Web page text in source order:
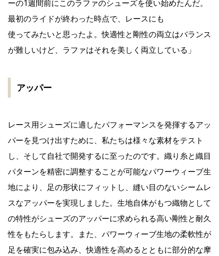
ーの1週間前にこのラファのシューズを使い始めたんだ。
最初のライドが終わった時点で、レースにも
使ってみたいと思ったよ。快適性と剛性の両立はバランス
が難しいけど、ラファはそれを美しく両立している」
アッパー
レース用シューズに適したパフォーマンスを発揮するアッ
パーを見つけ出すために、私たちは様々な素材をテスト
し、そして自社で開発するに至ったのです。織り糸と織目
パターンを精密に調整することが可能なパワーウィーブ生
地により、足の形状にフィットし、縫い目のないシームレ
スなアッパーを実現しました。生地自体がもつ織物として
の特性がシューズのアッパーに求められる高い剛性と耐久
性をもたらします。また、パワーウィーブ生地の柔軟性が
足を確実に包み込み、快適性を高めるとともに部分的な摩